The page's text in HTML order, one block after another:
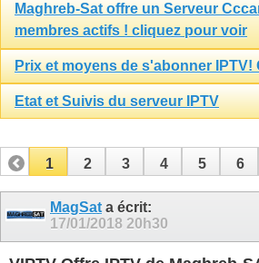
Maghreb-Sat offre un Serveur
membres actifs ! cliquez pour voir
Prix et moyens de s'abonner IPTV!
Etat et Suivis du serveur IPTV
1 2 3 4 5 6
11 12 13
MagSat a écrit:
17/01/2018 20h30